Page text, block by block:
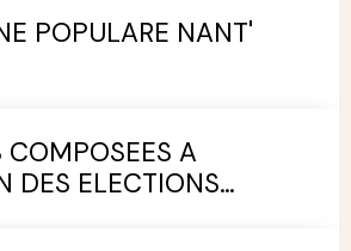
POPULARE NANT'
A
DES ELECTIONS